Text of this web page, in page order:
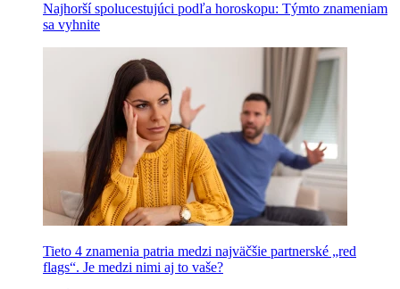
Najhorší spolucestujúci podľa horoskopu: Týmto znameniam
sa vyhnite
Tieto 4 znamenia patria medzi najväčšie partnerské „red
flags“. Je medzi nimi aj to vaše?